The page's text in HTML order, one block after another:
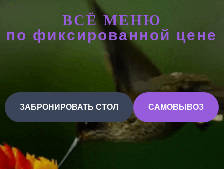
ВСЁ МЕНЮ
по фиксированной цене
ЗАБРОНИРОВАТЬ СТОЛ САМОВЫВОЗ